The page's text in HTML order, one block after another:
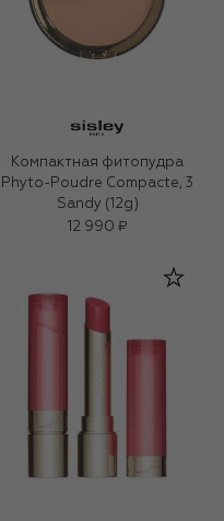
Компактная фитопудра
Phyto-Poudre Compacte, 3
Sandy (12g)
12 990 ₽